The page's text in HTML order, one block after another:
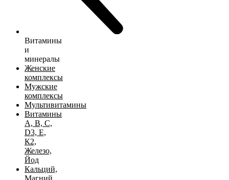
Витамины
и
минералы
Женские
комплексы
Мужские
комплексы
Мультивитамины
Витамины
А, B, C,
D3, Е,
К2,
Железо,
Йод
Кальций,